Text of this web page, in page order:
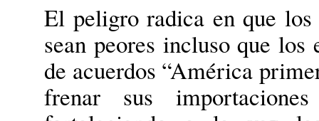
El peligro radica en que
sean peores incluso que
de acuerdos “América
frenar sus